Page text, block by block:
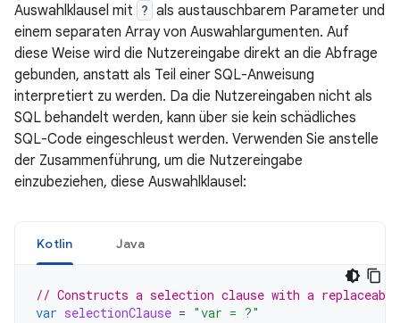
Auswahlklausel mit ? als austauschbarem Parameter und
einem separaten Array von Auswahlargumenten. Auf
diese Weise wird die Nutzereingabe direkt an die Abfrage
gebunden, anstatt als Teil einer SQL-Anweisung
interpretiert zu werden. Da die Nutzereingaben nicht als
SQL behandelt werden, kann über sie kein schädliches
SQL-Code eingeschleust werden. Verwenden Sie anstelle
der Zusammenführung, um die Nutzereingabe
einzubeziehen, diese Auswahlklausel:
Kotlin Java
// Constructs a selection clause with a replaceable
var selectionClause = "var = ?"